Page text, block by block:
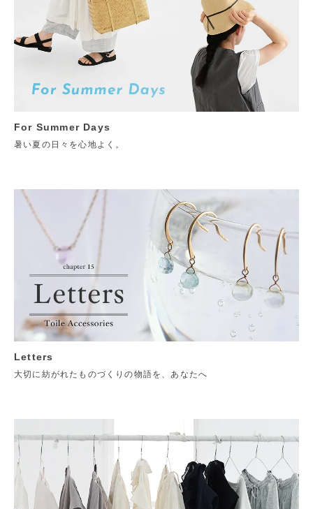
For Summer Days
暑い夏の日々を心地よく。
Letters
大切に紡がれたものづくりの物語を、あなたへ